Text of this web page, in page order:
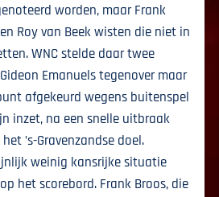
worden, maar Frank
Roy van Beek wisten die niet in
WNC stelde daar twee
Emanuels tegenover maar
afgekeurd wegens buitenspel
inzet, na een snelle uitbraak
’s-Gravenzandse doel.
weinig kansrijke situatie
het scorebord. Frank Broos, die